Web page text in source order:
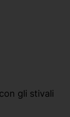
gli stivali